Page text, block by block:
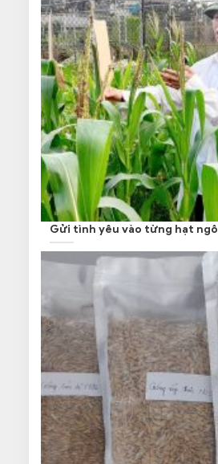
Gửi tình yêu vào từng hạt ngô